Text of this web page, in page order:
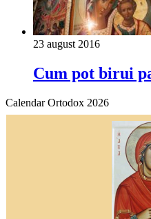
23 august 2016
Cum pot birui
Calendar Ortodox 2026